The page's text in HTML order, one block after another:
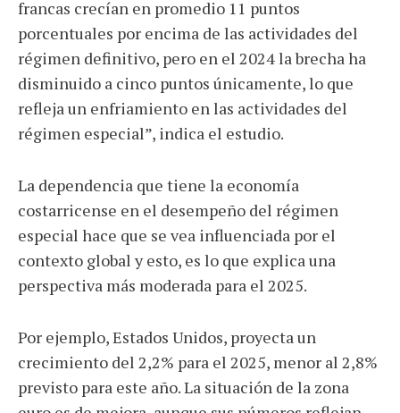
francas crecían en promedio 11 puntos
porcentuales por encima de las actividades del
régimen definitivo, pero en el 2024 la brecha ha
disminuido a cinco puntos únicamente, lo que
refleja un enfriamiento en las actividades del
régimen especial”, indica el estudio.
La dependencia que tiene la economía
costarricense en el desempeño del régimen
especial hace que se vea influenciada por el
contexto global y esto, es lo que explica una
perspectiva más moderada para el 2025.
Por ejemplo, Estados Unidos, proyecta un
crecimiento del 2,2% para el 2025, menor al 2,8%
previsto para este año. La situación de la zona